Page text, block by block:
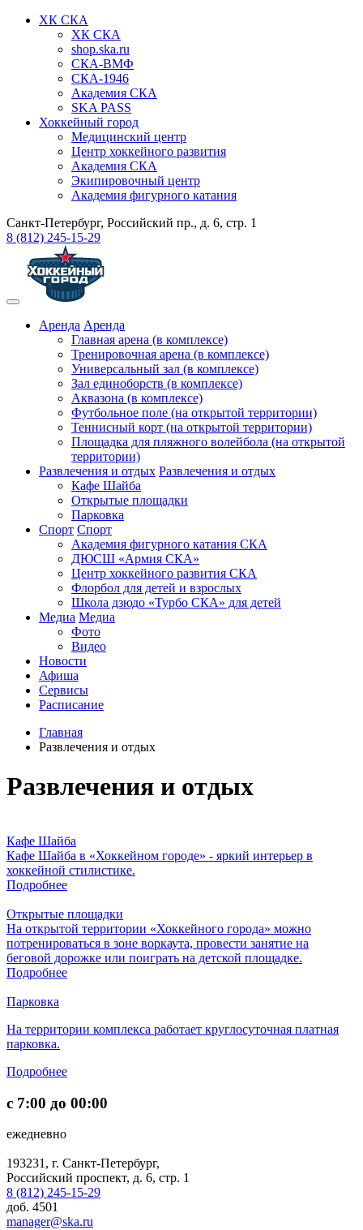
ХК СКА
ХК СКА
shop.ska.ru
СКА-ВМФ
СКА-1946
Академия СКА
SKA PASS
Хоккейный город
Медицинский центр
Центр хоккейного развития
Академия СКА
Экипировочный центр
Академия фигурного катания
Санкт-Петербург, Российский пр., д. 6, стр. 1
8 (812) 245-15-29
Аренда Аренда
Главная арена (в комплексе)
Тренировочная арена (в комплексе)
Универсальный зал (в комплексе)
Зал единоборств (в комплексе)
Аквазона (в комплексе)
Футбольное поле (на открытой территории)
Теннисный корт (на открытой территории)
Площадка для пляжного волейбола (на открытой
территории)
Развлечения и отдых Развлечения и отдых
Кафе Шайба
Открытые площадки
Парковка
Спорт Спорт
Академия фигурного катания СКА
ДЮСШ «Армия СКА»
Центр хоккейного развития СКА
Флорбол для детей и взрослых
Школа дзюдо «Турбо СКА» для детей
Медиа Медиа
Фото
Видео
Новости
Афиша
Сервисы
Расписание
Главная
Развлечения и отдых
Развлечения и отдых
Кафе Шайба
Кафе Шайба в «Хоккейном городе» - яркий интерьер в
хоккейной стилистике.
Подробнее
Открытые площадки
На открытой территории «Хоккейного города» можно
потренироваться в зоне воркаута, провести занятие на
беговой дорожке или поиграть на детской площадке.
Подробнее
Парковка
На территории комплекса работает круглосуточная платная
парковка.
Подробнее
с 7:00 до 00:00
ежедневно
193231, г. Санкт-Петербург,
Российский проспект, д. 6, стр. 1
8 (812) 245-15-29
доб. 4501
manager@ska.ru